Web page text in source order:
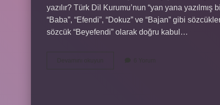
yazılır? Türk Dil Kurumu’nun “yan yana yazılmış
“Baba”, “Efendi”, “Dokuz” ve “Bajan” gibi
sözcük “Beyefendi” olarak doğru kabul…